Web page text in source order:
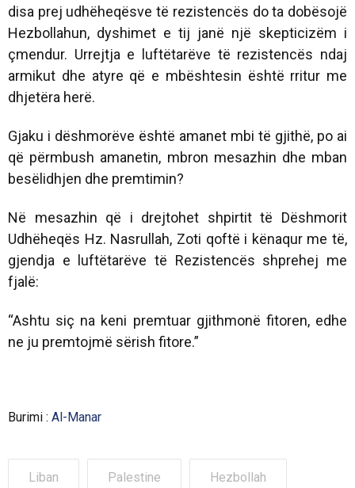
disa prej udhëheqësve të rezistencës do ta dobësojë
Hezbollahun, dyshimet e tij janë një skepticizëm i
çmendur. Urrejtja e luftëtarëve të rezistencës ndaj
armikut dhe atyre që e mbështesin është rritur me
dhjetëra herë.
Gjaku i dëshmorëve është amanet mbi të gjithë, po ai
që përmbush amanetin, mbron mesazhin dhe mban
besëlidhjen dhe premtimin?
Në mesazhin që i drejtohet shpirtit të Dëshmorit
Udhëheqës Hz. Nasrullah, Zoti qoftë i kënaqur me të,
gjendja e luftëtarëve të Rezistencës shprehej me
fjalë:
“Ashtu siç na keni premtuar gjithmonë fitoren, edhe
ne ju premtojmë sërish fitore.”
Burimi : Al-Manar
Liban Palestine Hezbollah